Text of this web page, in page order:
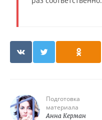
Подготовка
материала
Анна Керман